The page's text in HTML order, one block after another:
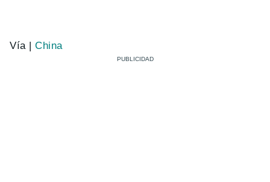
Vía |China